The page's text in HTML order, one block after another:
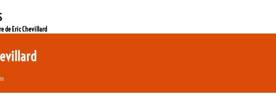
de Eric Chevillard